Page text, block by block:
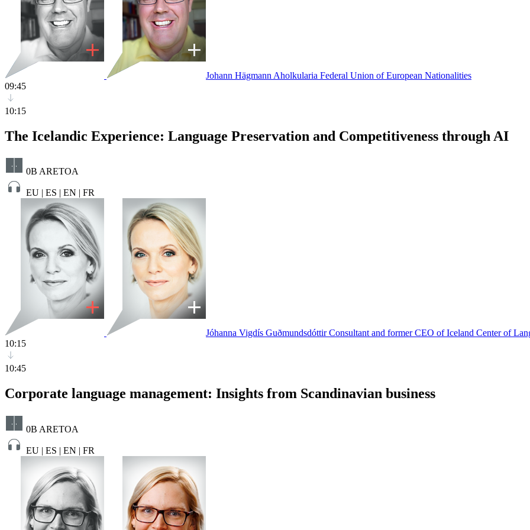
Johann Hägmann Aholkularia Federal Union of European Nationalities
09:45
10:15
The Icelandic Experience: Language Preservation and Competitiveness through AI
0B ARETOA
EU | ES | EN | FR
Jóhanna Vigdís Guðmundsdóttir Consultant and former CEO of Iceland Center of
10:15
10:45
Corporate language management: Insights from Scandinavian business
0B ARETOA
EU | ES | EN | FR